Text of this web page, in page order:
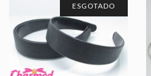
ESGOTADO